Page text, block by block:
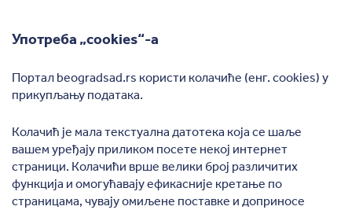
Употреба „cookies“-а
Портал beogradsad.rs користи колачиће (енг. cookies) у
прикупљању података.
Колачић је мала текстуална датотека која се шаље
вашем уређају приликом посете некој интернет
страници. Колачићи врше велики број различитих
функција и омогућавају ефикасније кретање по
страницама, чувају омиљене поставке и доприносе